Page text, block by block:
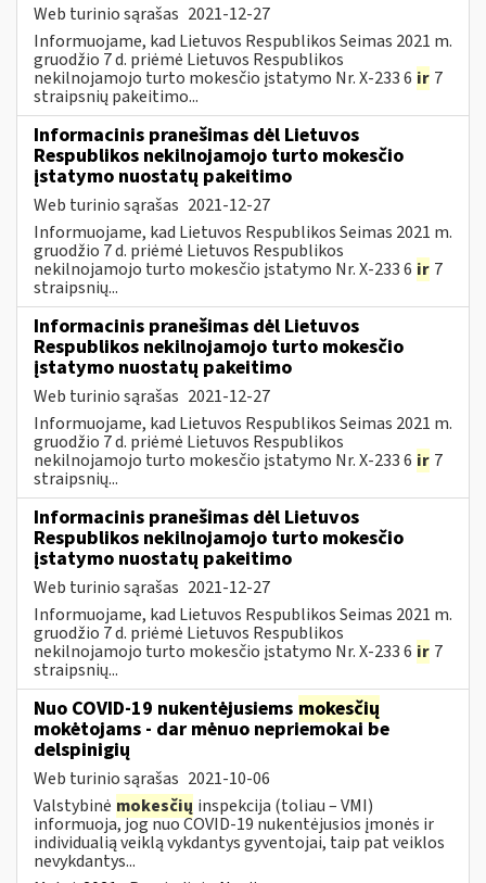
Web turinio sąrašas 2021-12-27
Informuojame, kad Lietuvos Respublikos Seimas 2021 m.
gruodžio 7 d. priėmė Lietuvos Respublikos
nekilnojamojo turto mokesčio įstatymo Nr. X-233 6 ir 7
straipsnių pakeitimo...
Informacinis pranešimas dėl Lietuvos
Respublikos nekilnojamojo turto mokesčio
įstatymo nuostatų pakeitimo
Web turinio sąrašas 2021-12-27
Informuojame, kad Lietuvos Respublikos Seimas 2021 m.
gruodžio 7 d. priėmė Lietuvos Respublikos
nekilnojamojo turto mokesčio įstatymo Nr. X-233 6 ir 7
straipsnių...
Informacinis pranešimas dėl Lietuvos
Respublikos nekilnojamojo turto mokesčio
įstatymo nuostatų pakeitimo
Web turinio sąrašas 2021-12-27
Informuojame, kad Lietuvos Respublikos Seimas 2021 m.
gruodžio 7 d. priėmė Lietuvos Respublikos
nekilnojamojo turto mokesčio įstatymo Nr. X-233 6 ir 7
straipsnių...
Informacinis pranešimas dėl Lietuvos
Respublikos nekilnojamojo turto mokesčio
įstatymo nuostatų pakeitimo
Web turinio sąrašas 2021-12-27
Informuojame, kad Lietuvos Respublikos Seimas 2021 m.
gruodžio 7 d. priėmė Lietuvos Respublikos
nekilnojamojo turto mokesčio įstatymo Nr. X-233 6 ir 7
straipsnių...
Nuo COVID-19 nukentėjusiems mokesčių
mokėtojams - dar mėnuo nepriemokai be
delspinigių
Web turinio sąrašas 2021-10-06
Valstybinė mokesčių inspekcija (toliau – VMI)
informuoja, jog nuo COVID-19 nukentėjusios įmonės ir
individualią veiklą vykdantys gyventojai, taip pat veiklos
nevykdantys...